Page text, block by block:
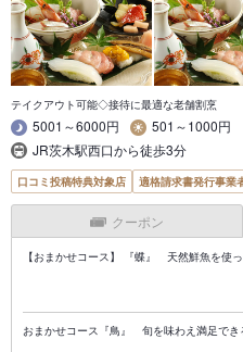
テイクアウト可能◇接待に最適な老舗割烹
5001～6000円
501～1000円
JR茨木駅西口から徒歩3分
口コミ投稿特典対象店 適格請求書発行事業
クーポン
【おまかせコース】 『蝶』 天然鮮魚を使
おまかせコース『鳥』 旬を味わえ満足で